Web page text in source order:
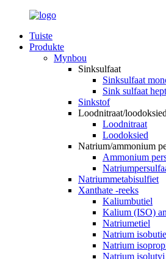
Tuiste
Produkte
Mynbou
Sinksulfaat
Sinksulfaat
Sink sulfaat
Sinkstof
Loodnitraat/loodoksied
Loodnitraat
Loodoksied
Natrium/ammonium
Ammonium
Natriummetabisulfiet
Xanthate -reeks
Kaliumbutiel
Kalium (ISO)
Natriumetiel
Natrium
Natrium
Natrium isolutyi